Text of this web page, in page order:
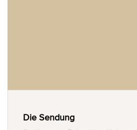
Die Sendung